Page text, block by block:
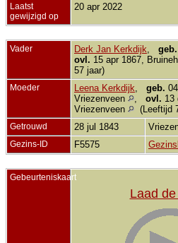
Laatst
gewijzigd op
20 apr 2022
Vader Derk Jan Kerkdijk geb.
ovl. 15 apr 1867,
57 jaar)
Moeder Leena Kerkdijk geb.
Vriezenveen
ovl. 13
Vriezenveen
(Leeftijd
Getrouwd 28 jul 1843
Gezins-ID F5575
Gebeurteniskaart
Laad